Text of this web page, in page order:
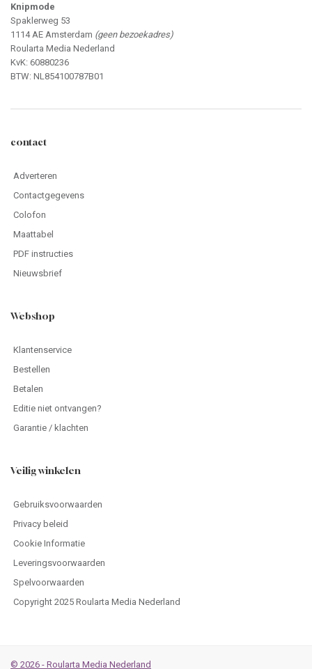
Knipmode
Spaklerweg 53
1114 AE Amsterdam (geen bezoekadres)
Roularta Media Nederland
KvK: 60880236
BTW: NL854100787B01
contact
Adverteren
Contactgegevens
Colofon
Maattabel
PDF instructies
Nieuwsbrief
Webshop
Klantenservice
Bestellen
Betalen
Editie niet ontvangen?
Garantie / klachten
Veilig winkelen
Gebruiksvoorwaarden
Privacy beleid
Cookie Informatie
Leveringsvoorwaarden
Spelvoorwaarden
Copyright 2025 Roularta Media Nederland
© 2026 - Roularta Media Nederland